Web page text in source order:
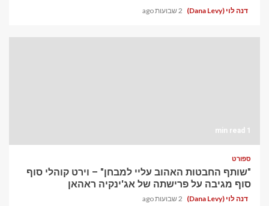
דנה לוי (Dana Levy) 2 שבועות ago
1 min read
ספורט
"שותף החבטות האהוב עליי למבחן" – וירט קוהלי סוף
סוף מגיבה על פרישתה של אג'ינקיה ראהאן
דנה לוי (Dana Levy) 2 שבועות ago